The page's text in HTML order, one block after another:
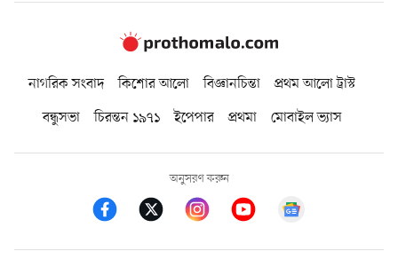
নাগরিক সংবাদ কিশোর আলো বিজ্ঞানচিন্তা
প্রথম আলো ট্রাস্ট
বন্ধুসভা
চিরন্তন ১৯৭১ ইপেপার প্রথমা মোবাইল ভ্যাস
অনুসরণ করুন